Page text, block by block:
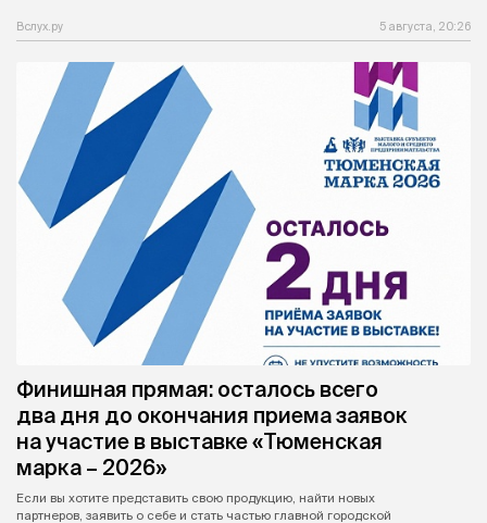
Вслух.ру 5 августа, 20:26
Финишная прямая: осталось всего
два дня до окончания приема заявок
на участие в выставке «Тюменская
марка – 2026»
Если вы хотите представить свою продукцию, найти новых
партнеров, заявить о себе и стать частью главной городской